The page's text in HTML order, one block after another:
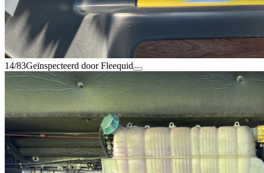
14/83Geïnspecteerd door Fleequid